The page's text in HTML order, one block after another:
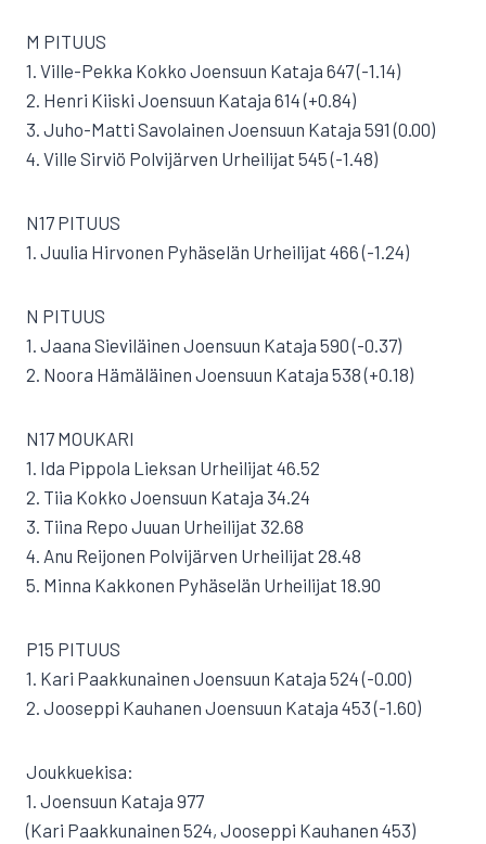
M PITUUS
1. Ville-Pekka Kokko Joensuun Kataja 647 (-1.14)
2. Henri Kiiski Joensuun Kataja 614 (+0.84)
3. Juho-Matti Savolainen Joensuun Kataja 591 (0.00)
4. Ville Sirviö Polvijärven Urheilijat 545 (-1.48)
N17 PITUUS
1. Juulia Hirvonen Pyhäselän Urheilijat 466 (-1.24)
N PITUUS
1. Jaana Sieviläinen Joensuun Kataja 590 (-0.37)
2. Noora Hämäläinen Joensuun Kataja 538 (+0.18)
N17 MOUKARI
1. Ida Pippola Lieksan Urheilijat 46.52
2. Tiia Kokko Joensuun Kataja 34.24
3. Tiina Repo Juuan Urheilijat 32.68
4. Anu Reijonen Polvijärven Urheilijat 28.48
5. Minna Kakkonen Pyhäselän Urheilijat 18.90
P15 PITUUS
1. Kari Paakkunainen Joensuun Kataja 524 (-0.00)
2. Jooseppi Kauhanen Joensuun Kataja 453 (-1.60)
Joukkuekisa:
1. Joensuun Kataja 977
(Kari Paakkunainen 524, Jooseppi Kauhanen 453)